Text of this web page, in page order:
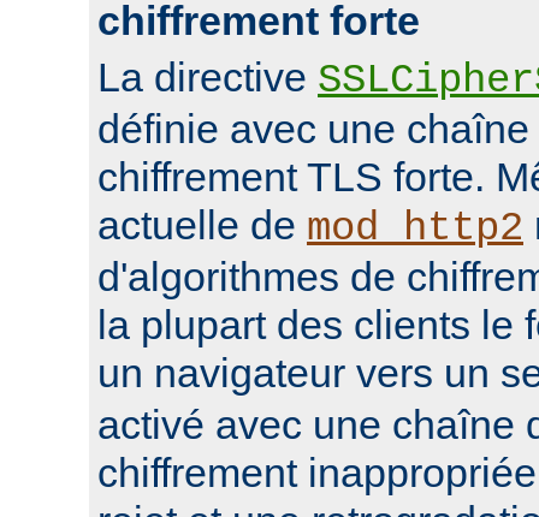
chiffrement forte
La directive
définie avec une
chiffrement TLS forte.
actuelle de mod_http2
d'algorithmes de
la plupart des clients le
un navigateur vers un
activé avec une chaîne
chiffrement